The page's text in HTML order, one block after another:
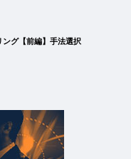
ング【前編】手法選択